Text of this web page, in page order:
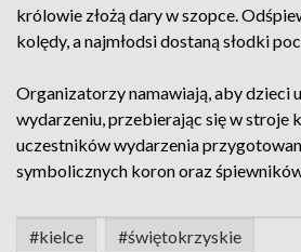
królowie złożą dary w szopce.
kolędy, a najmłodsi dostaną słodki
Organizatorzy namawiają, aby dzieci
wydarzeniu, przebierając się w stroje
uczestników wydarzenia
symbolicznych koron oraz
#kielce #świętokrzyskie